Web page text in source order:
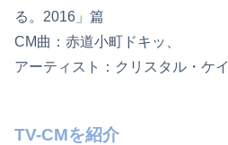
る。2016」篇
CM曲：赤道小町ドキッ、
アーティスト：クリスタル・ケイ
TV-CMを紹介